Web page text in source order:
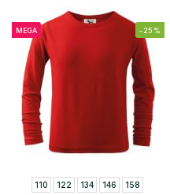
MEGA -25%
110 122 134 146 158